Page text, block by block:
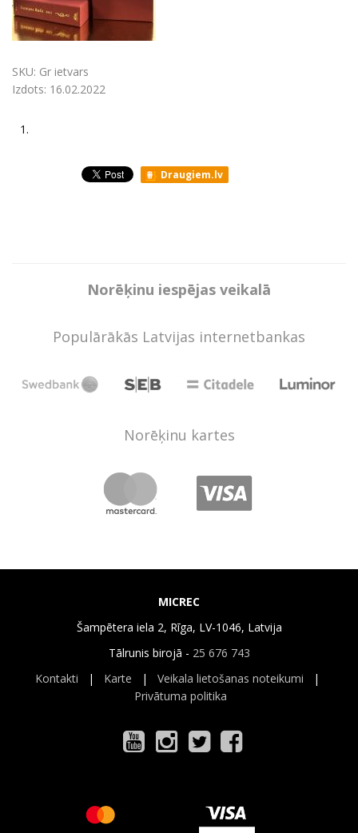
SKU: Gr ietvars
Izdots: 16.02.2022
1.
Draugiem.lv
Norēķinu iespējas veikalā
Populārākās Latvijas internetbankas
Norēķinu kartes
MICREC
Šampētera iela 2, Rīga, LV-1046, Latvija
Tālrunis birojā - 25 676 743
Kontakti | Karte | Veikala lietošanas noteikumi |
Privātuma politika